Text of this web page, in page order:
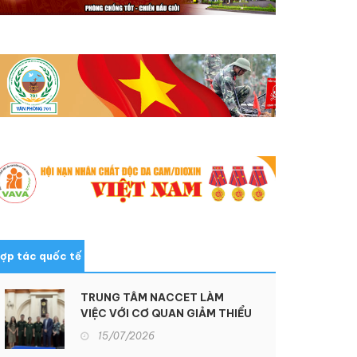
tác quốc tế
TRUNG TÂM NACCET LÀM
VIỆC VỚI CƠ QUAN GIẢM THIỂU
ĐE DỌA QUỐC PHÒNG HOA KỲ
15/07/2026